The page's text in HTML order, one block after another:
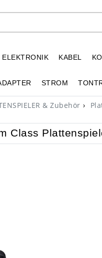
ELEKTRONIK KABEL
STROM
& Zubehör
Class